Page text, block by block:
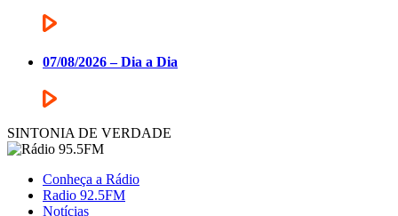
07/08/2026 – Dia a Dia
SINTONIA DE VERDADE
Conheça a Rádio
Radio 92.5FM
Notícias